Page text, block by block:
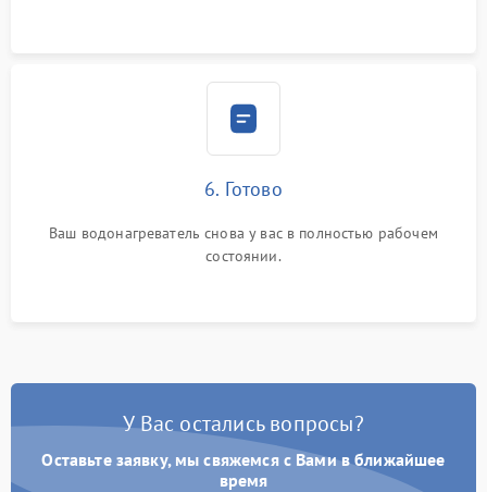
6. Готово
Ваш водонагреватель снова у вас в полностью рабочем
состоянии.
У Вас остались вопросы?
Оставьте заявку, мы свяжемся с Вами в ближайшее
время